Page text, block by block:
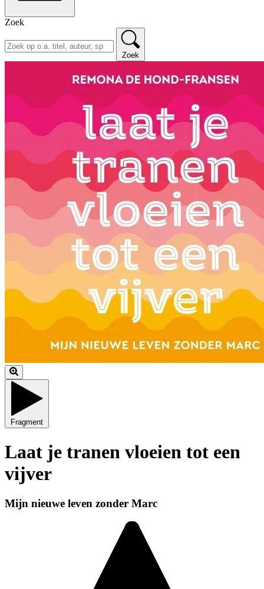
Zoek
Zoek
Fragment
Laat je tranen vloeien tot een
vijver
Mijn nieuwe leven zonder Marc